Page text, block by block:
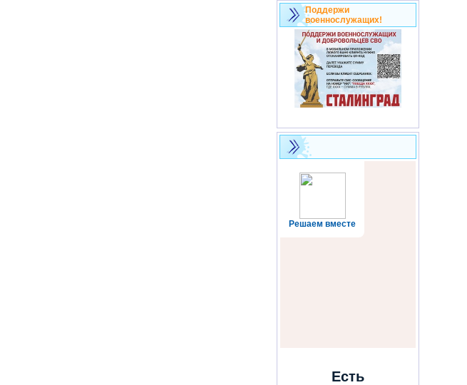
Поддержи
военнослужащих!
Решаем вместе
Есть